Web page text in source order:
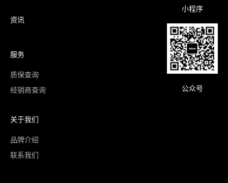
资讯
服务
质保查询
经销商查询
关于我们
品牌介绍
联系我们
小程序
公众号